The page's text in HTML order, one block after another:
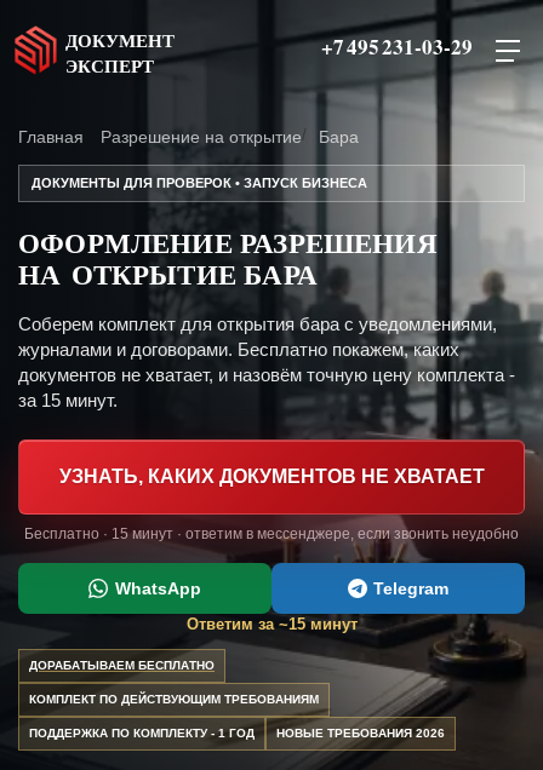
ДОКУМЕНТ
ЭКСПЕРТ
+7 495 231-03-29
Главная Разрешение на открытие Бара
ДОКУМЕНТЫ ДЛЯ ПРОВЕРОК • ЗАПУСК БИЗНЕСА
ОФОРМЛЕНИЕ РАЗРЕШЕНИЯ
НА ОТКРЫТИЕ БАРА
Соберем комплект для открытия бара с уведомлениями,
журналами и договорами. Бесплатно покажем, каких
документов не хватает, и назовём точную цену комплекта -
за 15 минут.
УЗНАТЬ, КАКИХ ДОКУМЕНТОВ НЕ ХВАТАЕТ
Бесплатно · 15 минут · ответим в мессенджере, если звонить неудобно
WhatsApp Telegram
Ответим за ~15 минут
ДОРАБАТЫВАЕМ БЕСПЛАТНО
КОМПЛЕКТ ПО ДЕЙСТВУЮЩИМ ТРЕБОВАНИЯМ
ПОДДЕРЖКА ПО КОМПЛЕКТУ - 1 ГОД НОВЫЕ ТРЕБОВАНИЯ 2026